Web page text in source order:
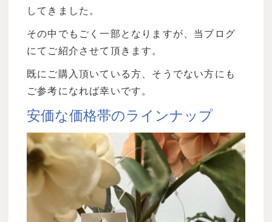
してきました。
その中でもごく一部となりますが、当ブログ
にてご紹介させて頂きます。
既にご購入頂いている方、そうでない方にも
ご参考になれば幸いです。
安価な価格帯のラインナップ